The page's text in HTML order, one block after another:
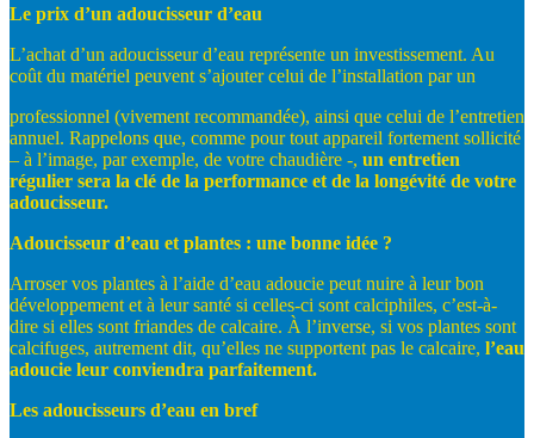
Le prix d’un adoucisseur d’eau
L’achat d’un adoucisseur d’eau représente un investissement. Au
coût du matériel peuvent s’ajouter celui de l’installation par un
professionnel (vivement recommandée), ainsi que celui de l’entretien
annuel. Rappelons que, comme pour tout appareil fortement sollicité
– à l’image, par exemple, de votre chaudière -, un entretien
régulier sera la clé de la performance et de la longévité de votre
adoucisseur.
Adoucisseur d’eau et plantes : une bonne idée ?
Arroser vos plantes à l’aide d’eau adoucie peut nuire à leur bon
développement et à leur santé si celles-ci sont calciphiles, c’est-à-
dire si elles sont friandes de calcaire. À l’inverse, si vos plantes sont
calcifuges, autrement dit, qu’elles ne supportent pas le calcaire, l’eau
adoucie leur conviendra parfaitement.
Les adoucisseurs d’eau en bref